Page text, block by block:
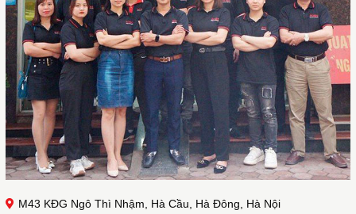
M43 KĐG Ngô Thì Nhậm, Hà Cầu, Hà Đông, Hà Nội